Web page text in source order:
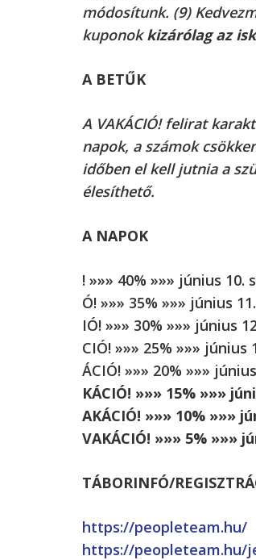
módosítunk. (9)
kuponokkizárólag az
A BETŰK
A VAKÁCIÓ! felirat
napok, a számok
időben el kell jutnia a
élesíthető.
A NAPOK
! »»» 40% »»» június 10.
Ó! »»» 35% »»» június
IÓ! »»» 30% »»» június
CIÓ! »»» 25% »»» június
ÁCIÓ! »»» 20% »»»
KÁCIÓ! »»» 15% »»»
AKÁCIÓ! »»» 10% »»»
VAKÁCIÓ! »»» 5% »»»
TÁBORINFÓ/
https://peopleteam.hu/
https://peopleteam.hu/